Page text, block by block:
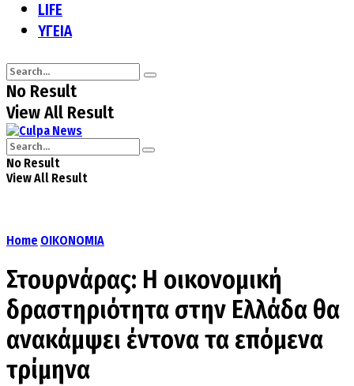
LIFE
ΥΓΕΙΑ
No Result
View All Result
No Result
View All Result
Home ΟΙΚΟΝΟΜΙΑ
Στουρνάρας: Η οικονομική
δραστηριότητα στην Ελλάδα θα
ανακάμψει έντονα τα επόμενα
τρίμηνα